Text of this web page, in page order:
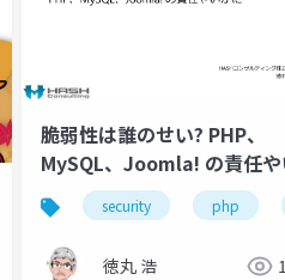
脆弱性は誰のせい? PHP、
MySQL、Joomla! の責任や
に
security php
徳丸 浩